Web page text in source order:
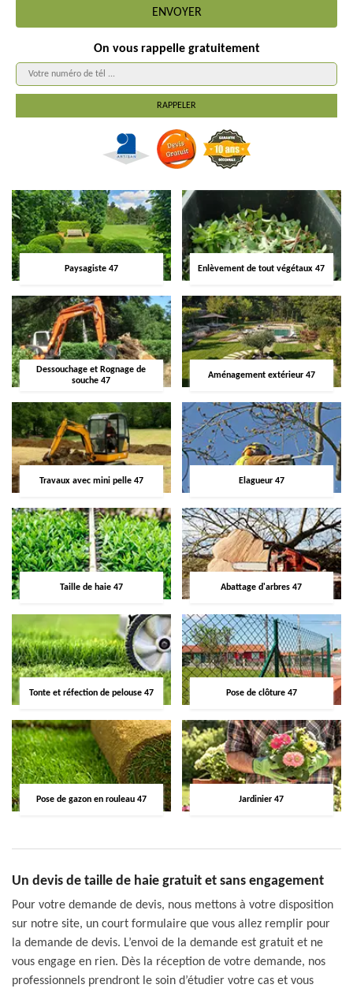
On vous rappelle gratuitement
Paysagiste 47 Enlèvement de tout végétaux 47
Dessouchage et Rognage de
souche 47
Aménagement extérieur 47
Travaux avec mini pelle 47 Elagueur 47
Taille de haie 47 Abattage d'arbres 47
Tonte et réfection de pelouse 47 Pose de clôture 47
Pose de gazon en rouleau 47 Jardinier 47
Un devis de taille de haie gratuit et sans engagement
Pour votre demande de devis, nous mettons à votre disposition
sur notre site, un court formulaire que vous allez remplir pour
la demande de devis. L’envoi de la demande est gratuit et ne
vous engage en rien. Dès la réception de votre demande, nos
professionnels prendront le soin d’étudier votre cas et vous